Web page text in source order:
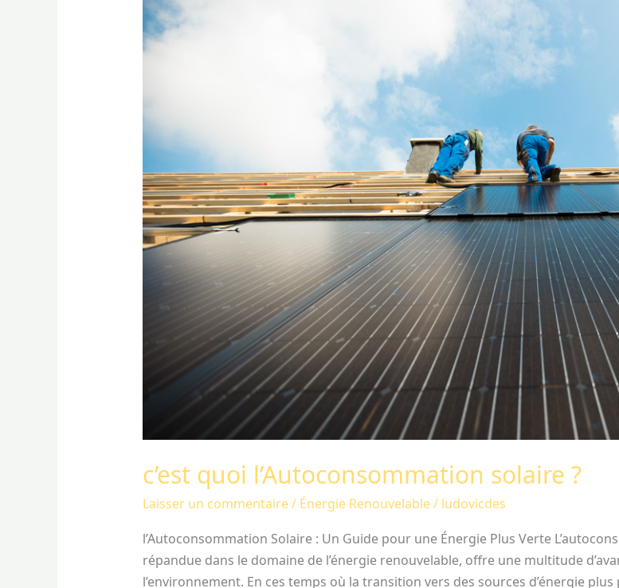
c’est quoi l’Autoconsommation solaire ?
Laisser un commentaire/ Énergie Renouvelable/ ludovicdes
l’Autoconsommation Solaire : Un Guide pour une Énergie Plus Verte
répandue dans le domaine de l’énergie renouvelable, offre une multitude
l’environnement. En ces temps où la transition vers des sources d’énergie
?